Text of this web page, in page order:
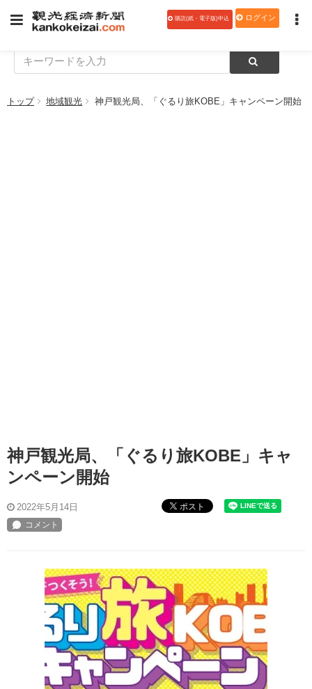
購読(紙・電子版)申込 ログイン
トップ 地域観光 神戸観光局、「ぐるり旅KOBE」キャンペーン開始
神戸観光局、「ぐるり旅KOBE」キャ
ンペーン開始
2022年5月14日 ポスト